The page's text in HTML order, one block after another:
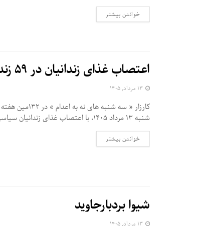
خواندن بیشتر
اعتصاب غذای زندانیان در ۵۹ زندان؛ ۱۳۲مین هفته «سه‌ شنبه‌ های نه به اعدام»
کارزار « سه‌ شنبه‌ های
شنبه ۱۳ مرداد ۱۴۰۵، با اعتصاب غذای زندانیان سیاسی در ۵۹ زندان...
خواندن بیشتر
شیوا بردبارجاوید